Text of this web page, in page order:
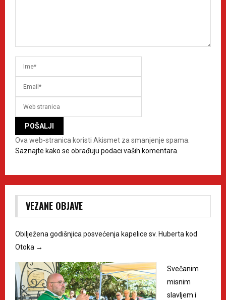
Ova web-stranica koristi Akismet za smanjenje spama.
Saznajte kako se obrađuju podaci vaših komentara.
VEZANE OBJAVE
Obilježena godišnjica posvećenja kapelice sv. Huberta kod
Otoka →
Svečanim
misnim
slavljem i